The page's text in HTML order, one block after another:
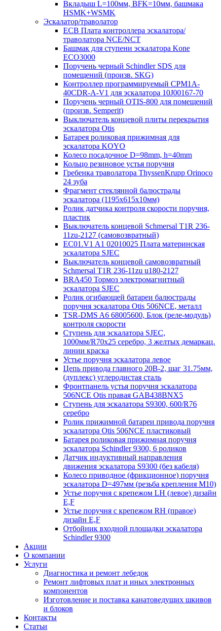
Вкладыш L=100мм, BFK=10мм, башмака
HSMK+WSMK
Эскалатор/траволатор
ECB Плата контроллера эскалатора/
траволатора NCE/NCT
Башмак для ступени эскалатора Kone
ECO3000
Поручень черный Schindler SDS для
помещений (произв. SKG)
Контроллер программируемый CPM1A-
40CDR-A-V1 для эскалатора 10J00167-70
Поручень черный OTIS-800 для помещений
(произв. Semperit)
Выключатель концевой плиты перекрытия
эскалатора Otis
Батарея роликовая прижимная для
эскалатора KOYO
Колесо посадочное D=98mm, h=40mm
Кольцо резиновое устья поручня
Гребенка траволатора ThyssenKrupp Orinoco
24 зуба
Фрагмент стеклянной балюстрады
эскалатора (1195х615х10мм)
Ролик датчика контроля скорости поручня,
пластик
Выключатель концевой Schmersal T1R 236-
11zu-2127 (самовозвратный)
EC01.V1 A1 02010025 Плата материнская
эскалатора SJEC
Выключатель концевой самовозвратный
Schmersal T1R 236-11zu u180-2127
BRA450 Тормоз электромагнитный
эскалатора SJEC
Ролик огибающей батареи балюстрады
поручня эскалатора Otis 506NCE, металл
TSR-DMS A6 68005600, Блок (реле-модуль)
контроля скорости
Ступень для эскалатора SJEC,
1000мм/R70x25 серебро, 3 желтых демаркац.
линии краска
Устье поручня эскалатора левое
Цепь привода главного 20B-2, шаг 31.75мм,
(дуплекс) углеродистая сталь
Фронтпанель устья поручня эскалатора
506NCE Otis правая GAB438BNX5
Ступень для эскалатора S9300, 600/R76
серебро
Ролик прижимной батареи привода поручня
эскалатора Otis 506NCE пластиковый
Батарея роликовая прижимная поручня
эскалатора Schindler 9300, 6 роликов
Датчик индуктивный направления
движения эскалатора S9300 (без кабеля)
Колесо приводное (фрикционное) поручня
эскалатора D=497мм (резьба крепления M10)
Устье поручня с крепежом LH (левое) дизайн
E,F
Устье поручня с крепежом RH (правое)
дизайн E,F
Отбойник входной площадки эскалатора
Schindler 9300
Акции
О компании
Услуги
Диагностика и ремонт лебедок
Ремонт лифтовых плат и иных электронных
компонентов
Изготовление и поставка канатоведущих шкивов
и блоков
Контакты
Статьи